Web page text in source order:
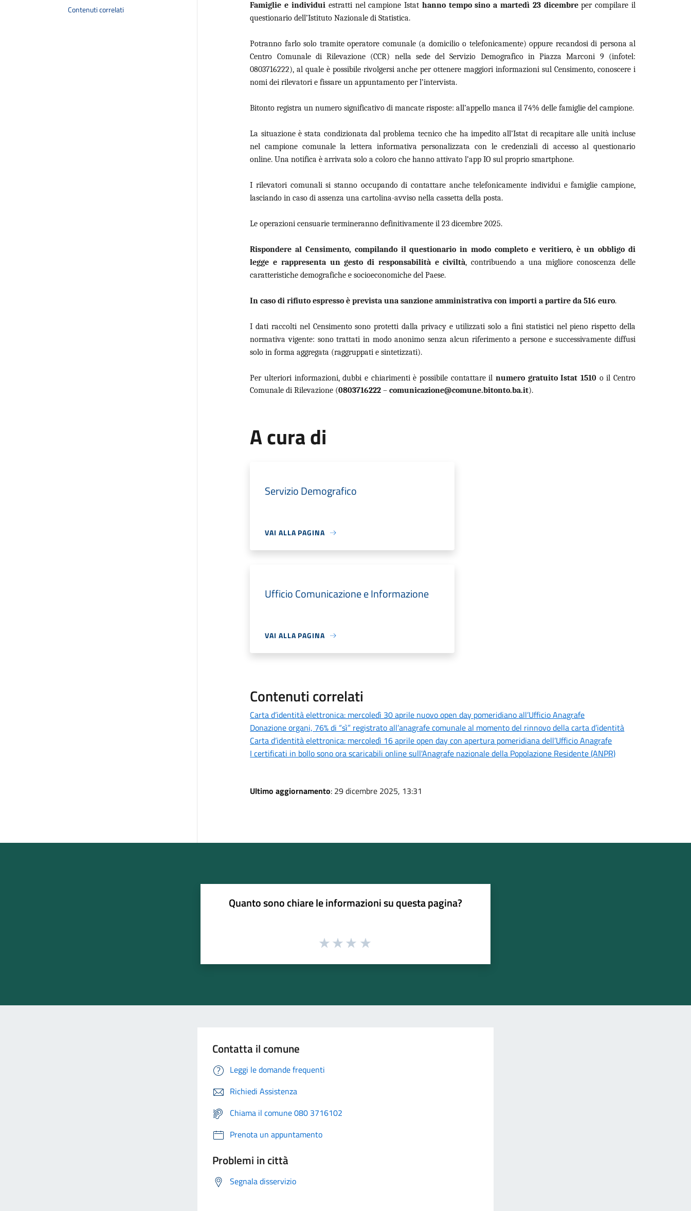
Contenuti correlati
Famiglie e individuiestratti nel campione Istat hanno tempo sino a martedì 23 dicembreper compilare il
questionario dell’Istituto Nazionale di Statistica.
Potranno farlo solo tramite operatore comunale (a domicilio o telefonicamente) oppure recandosi di persona al
Centro Comunale di Rilevazione (CCR) nella sede del Servizio Demografico in Piazza Marconi 9 (infotel:
0803716222), al quale è possibile rivolgersi anche per ottenere maggiori informazioni sul Censimento, conoscere i
nomi dei rilevatori e fissare un appuntamento per l’intervista.
Bitonto registra un numero significativo di mancate risposte: all’appello manca il 74% delle famiglie del campione.
La situazione è stata condizionata dal problema tecnico che ha impedito all’Istat di recapitare alle unità incluse
nel campione comunale la lettera informativa personalizzata con le credenziali di accesso al questionario
online. Una notifica è arrivata solo a coloro che hanno attivato l’app IO sul proprio smartphone.
I rilevatori comunali si stanno occupando di contattare anche telefonicamente individui e famiglie campione,
lasciando in caso di assenza una cartolina-avviso nella cassetta della posta.
Le operazioni censuarie termineranno definitivamente il 23 dicembre 2025.
Rispondere al Censimento, compilando il questionario in modo completo e veritiero, è un obbligo di
legge e rappresenta un gesto di responsabilità e civiltà, contribuendo a una migliore conoscenza delle
caratteristiche demografiche e socioeconomiche del Paese.
In caso di rifiuto espresso è prevista una sanzione amministrativa con importi a partire da 516 euro.
I dati raccolti nel Censimento sono protetti dalla privacy e utilizzati solo a fini statistici nel pieno rispetto della
normativa vigente: sono trattati in modo anonimo senza alcun riferimento a persone e successivamente diffusi
solo in forma aggregata (raggruppati e sintetizzati).
Per ulteriori informazioni, dubbi e chiarimenti è possibile contattare il numero gratuito Istat 1510 o il Centro
Comunale di Rilevazione (0803716222 –comunicazione@comune.bitonto.ba.it).
A cura di
Servizio Demografico
VAI ALLA PAGINA
Ufficio Comunicazione e Informazione
VAI ALLA PAGINA
Contenuti correlati
Carta d’identità elettronica: mercoledì 30 aprile nuovo open day pomeridiano all’Ufficio Anagrafe
Donazione organi, 76% di “sì” registrato all’anagrafe comunale al momento del rinnovo della carta d’identità
Carta d’identità elettronica: mercoledì 16 aprile open day con apertura pomeridiana dell’Ufficio Anagrafe
I certificati in bollo sono ora scaricabili online sull'Anagrafe nazionale della Popolazione Residente (ANPR)
Ultimo aggiornamento: 29 dicembre 2025, 13:31
Quanto sono chiare le informazioni su questa pagina?
Contatta il comune
Leggi le domande frequenti
Richiedi Assistenza
Chiama il comune 080 3716102
Prenota un appuntamento
Problemi in città
Segnala disservizio